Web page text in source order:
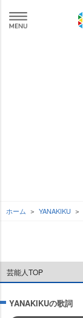
ホーム YANAKIKU
芸能人TOP
YANAKIKUの歌詞